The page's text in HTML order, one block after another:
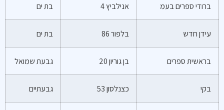
ברודי ספרים בעמ אנילביץ 4 בת ים
עידן חדש בלפור 86 בת ים
בראשית ספרים בן גוריון 20 גבעת שמואל
בקי כצנלסון 53 גבעתיים